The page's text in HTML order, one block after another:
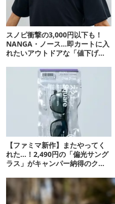
スノピ衝撃の3,000円以下も！
NANGA・ノース…即カートに入
れたいアウトドアな「値下げ夏
【ファミマ新作】またやってく
れた…！2,490円の「偏光サング
ラス」がキャンパー納得のクオ